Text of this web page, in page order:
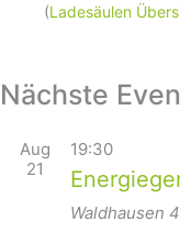
(Ladesäulen
Nächste
Aug
21
19:30
Waldhausen